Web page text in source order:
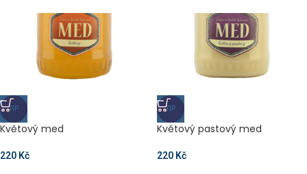
TIP
Květový med
220 Kč
TIP
Květový pastový med
220 Kč